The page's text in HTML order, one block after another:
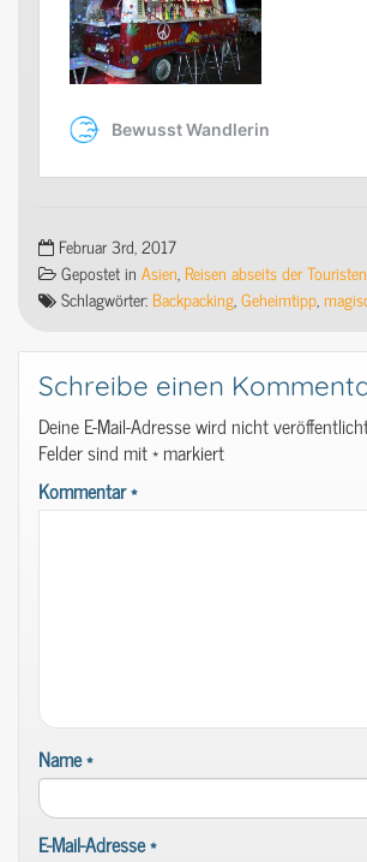
Februar 3rd, 2017
Gepostet in Asien, Reisen abseits der
Schlagwörter: Backpacking,Geheimtipp,
Schreibe einen
Deine E-Mail-Adresse wird nicht
Felder sind mit*markiert
Kommentar*
Name*
E-Mail-Adresse*